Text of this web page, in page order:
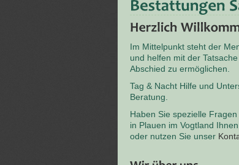
Im Mittelpunkt steht der
und helfen mit der
Abschied zu ermöglichen.
Tag & Nacht Hilfe und
Beratung.
Haben Sie spezielle
in Plauen im Vogtland
oder nutzen Sie unser